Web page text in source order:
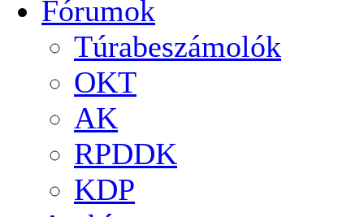
Fórumok
Túrabeszámolók
OKT
AK
RPDDK
KDP